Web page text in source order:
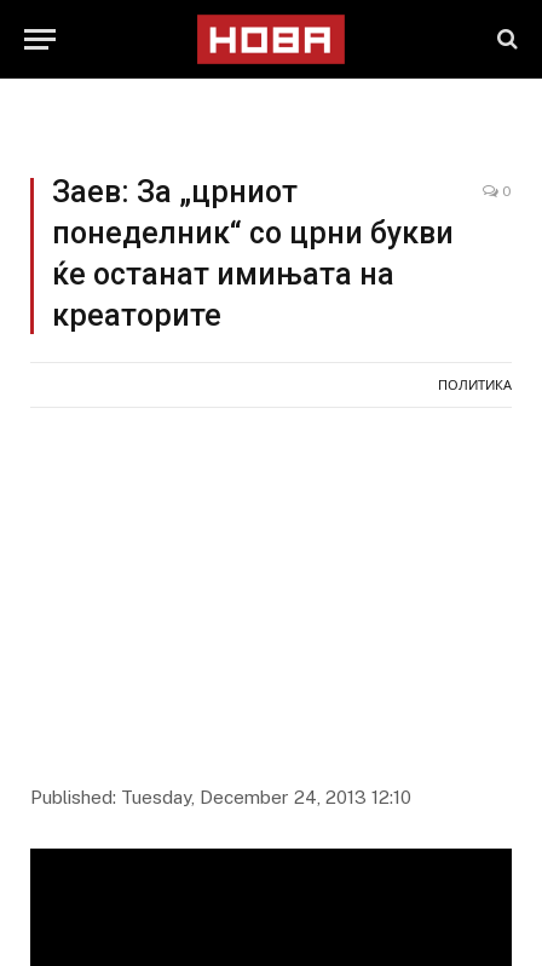
Заев: За „црниот
понеделник“ со црни букви
ќе останат имињата на
креаторите
0
ПОЛИТИКА
Published: Tuesday, December 24, 2013 12:10